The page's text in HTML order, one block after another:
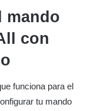
mando
con
funciona para el
tu mando